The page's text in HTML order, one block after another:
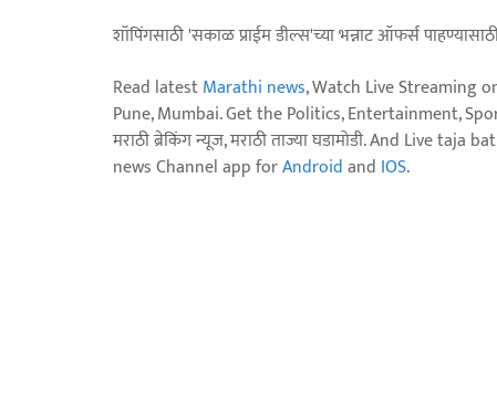
शॉपिंगसाठी 'सकाळ प्राईम डील्स'च्या भन्नाट ऑफर्स
Read latestMarathi news, Watch Live Streaming
Pune, Mumbai. Get the Politics, Entertainment,
मराठी ब्रेकिंग न्यूज, मराठी ताज्या घडामोडी. And Live
news Channel app forAndroidand IOS.